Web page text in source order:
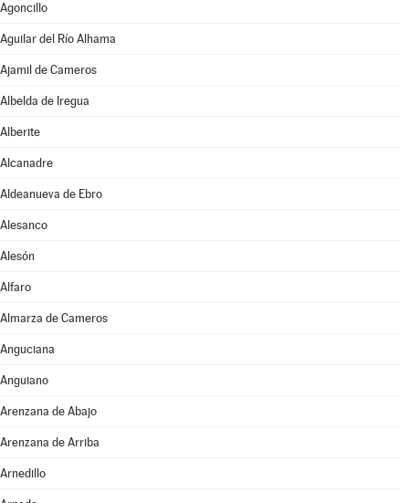
Agoncillo
Aguilar del Río Alhama
Ajamil de Cameros
Albelda de Iregua
Alberite
Alcanadre
Aldeanueva de Ebro
Alesanco
Alesón
Alfaro
Almarza de Cameros
Anguciana
Anguiano
Arenzana de Abajo
Arenzana de Arriba
Arnedillo